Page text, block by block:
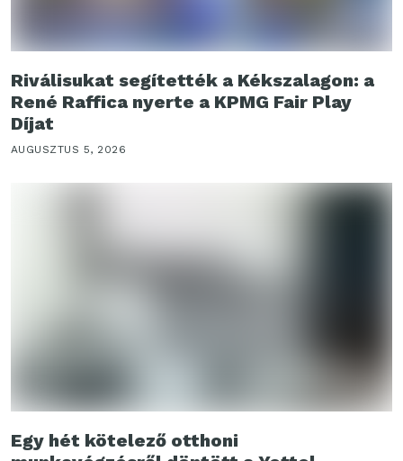
Riválisukat segítették a Kékszalagon: a
René Raffica nyerte a KPMG Fair Play
Díjat
AUGUSZTUS 5, 2026
Egy hét kötelező otthoni